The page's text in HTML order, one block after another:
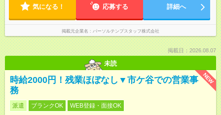
気になる！ 応募する 詳細へ
掲載元企業名 パーソルテンプスタッフ株式会社
掲載日：2026.08.07
未読
NEW
時給2000円！残業ほぼなし▼市ケ谷での営業事
務
派遣 ブランクOK WEB登録・面接OK